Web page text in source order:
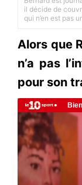
il décide de
qui n’en est pas
Alors que
n’a pas
pour son